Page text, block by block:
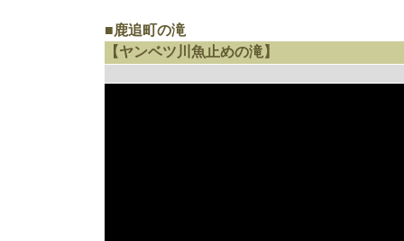
■鹿追町の滝
【ヤンベツ川魚止めの滝】